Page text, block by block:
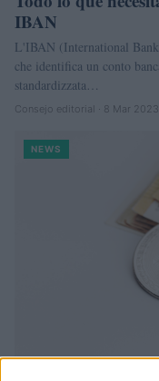
IBAN
L'IBAN (International
che identifica un conto
standardizzata…
Consejo editorial · 8 Mar 2023
NEWS